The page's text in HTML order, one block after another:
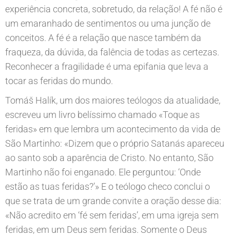
experiência concreta, sobretudo, da relação! A fé não é
um emaranhado de sentimentos ou uma junção de
conceitos. A fé é a relação que nasce também da
fraqueza, da dúvida, da falência de todas as certezas.
Reconhecer a fragilidade é uma epifania que leva a
tocar as feridas do mundo.
Tomáš Halík, um dos maiores teólogos da atualidade,
escreveu um livro belíssimo chamado «Toque as
feridas» em que lembra um acontecimento da vida de
São Martinho: «Dizem que o próprio Satanás apareceu
ao santo sob a aparência de Cristo. No entanto, São
Martinho não foi enganado. Ele perguntou: ‘Onde
estão as tuas feridas?’» E o teólogo checo conclui o
que se trata de um grande convite a oração desse dia:
«Não acredito em ‘fé sem feridas’, em uma igreja sem
feridas, em um Deus sem feridas. Somente o Deus